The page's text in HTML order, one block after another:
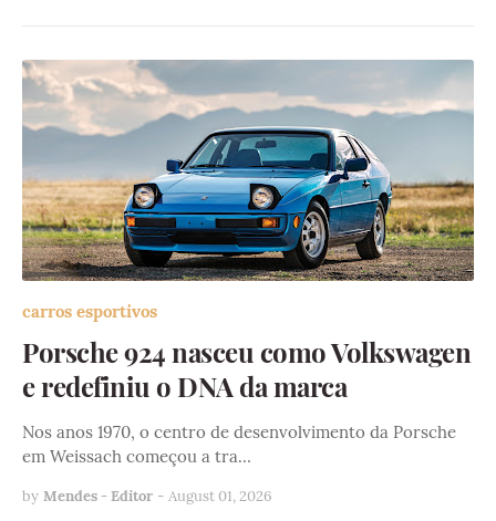
carros esportivos
Porsche 924 nasceu como Volkswagen
e redefiniu o DNA da marca
Nos anos 1970, o centro de desenvolvimento da Porsche
em Weissach começou a tra…
by Mendes - Editor - August 01, 2026